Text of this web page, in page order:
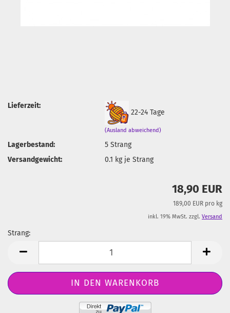
Lieferzeit:
22-24 Tage
(Ausland abweichend)
Lagerbestand: 5Strang
Versandgewicht:
0.1 kg je Strang
18,90 EUR
189,00 EUR pro kg
inkl. 19% MwSt. zzgl. Versand
Strang: